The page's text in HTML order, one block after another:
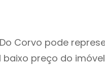
Corvo pode
preço do